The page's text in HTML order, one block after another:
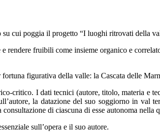
cui poggia il progetto “I luoghi ritrovati della
rendere fruibili come insieme organico e
figurativa della valle: la Cascata delle
critico. I dati tecnici (autore, titolo, materia e
la datazione del suo soggiorno in val
di ciascuna di esse autonoma
sull’opera e il suo autore.